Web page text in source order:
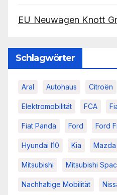
EU Neuwagen Knott
Schlagwörter
Aral Autohaus Citroën
Elektromobilität FCA
Fiat Panda Ford Ford
Hyundai I10 Kia Mazda
Mitsubishi Mitsubishi
Nachhaltige Mobilität